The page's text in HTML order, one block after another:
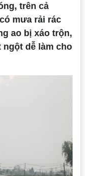
trên cả
mưa rải rác
ao bị xáo trộn,
dễ làm cho